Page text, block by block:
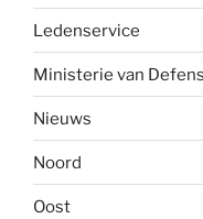
Ledenservice
Ministerie van
Nieuws
Noord
Oost